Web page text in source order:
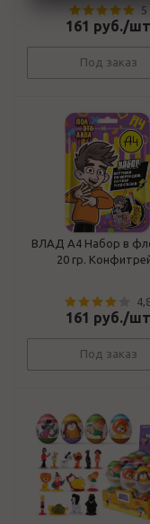
5
161 руб./шт
Под заказ
ВЛАД А4 Набор в
20 гр.
161 руб./шт
Под заказ